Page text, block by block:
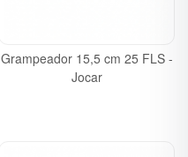
Grampeador 15,5 cm 25 FLS -
Jocar